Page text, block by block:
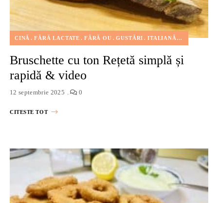
CINĂ FĂRĂ LACTATE FĂRĂ OU GUSTĂRI ITALIANĂ PESTE
Bruschette cu ton Rețetă simplă și
rapidă & video
12 septembrie 2025 0
CITESTE TOT